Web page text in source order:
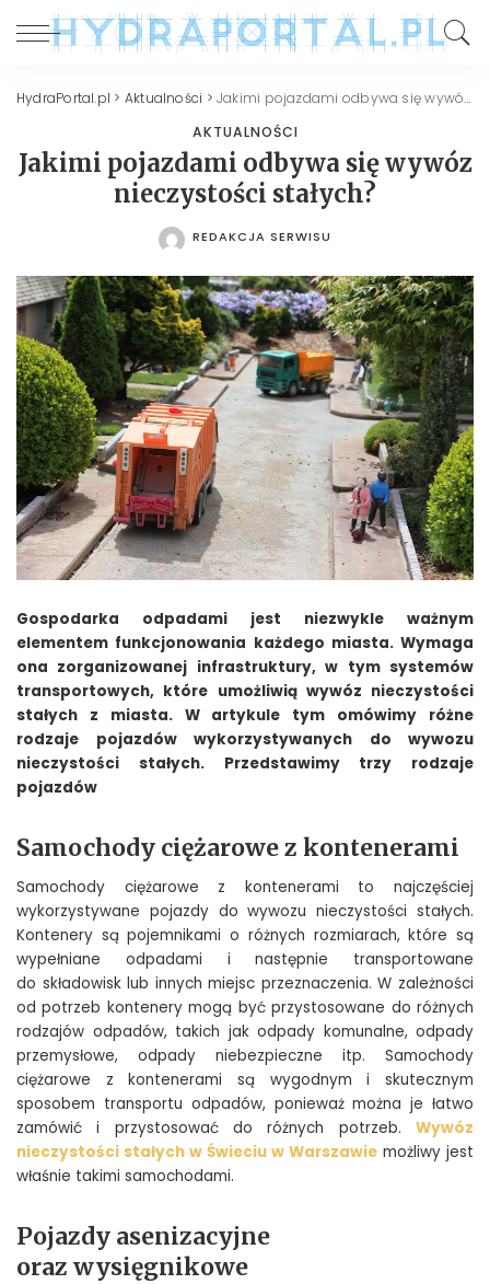
HydraPortal.pl > Aktualności >Jakimi pojazdami odbywa się wywóz nieczystości stałych?
AKTUALNOŚCI
Jakimi pojazdami odbywa się wywóz
nieczystości stałych?
POSTED
REDAKCJA SERWISU
Gospodarka odpadami jest niezwykle ważnym
elementem funkcjonowania każdego miasta. Wymaga
ona zorganizowanej infrastruktury, w tym systemów
transportowych, które umożliwią wywóz nieczystości
stałych z miasta. W artykule tym omówimy różne
rodzaje pojazdów wykorzystywanych do wywozu
nieczystości stałych. Przedstawimy trzy rodzaje
pojazdów
Samochody ciężarowe z kontenerami
Samochody ciężarowe z kontenerami to najczęściej
wykorzystywane pojazdy do wywozu nieczystości stałych.
Kontenery są pojemnikami o różnych rozmiarach, które są
wypełniane odpadami i następnie transportowane
do składowisk lub innych miejsc przeznaczenia. W zależności
od potrzeb kontenery mogą być przystosowane do różnych
rodzajów odpadów, takich jak odpady komunalne, odpady
przemysłowe, odpady niebezpieczne itp. Samochody
ciężarowe z kontenerami są wygodnym i skutecznym
sposobem transportu odpadów, ponieważ można je łatwo
zamówić i przystosować do różnych potrzeb. Wywóz
nieczystości stałych w Świeciu w Warszawie możliwy jest
właśnie takimi samochodami.
Pojazdy asenizacyjne
oraz wysięgnikowe